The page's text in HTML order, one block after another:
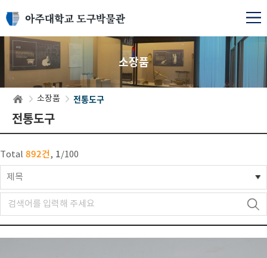
소장품
소장품 전통도구
전통도구
Total 892건, 1/100
제목